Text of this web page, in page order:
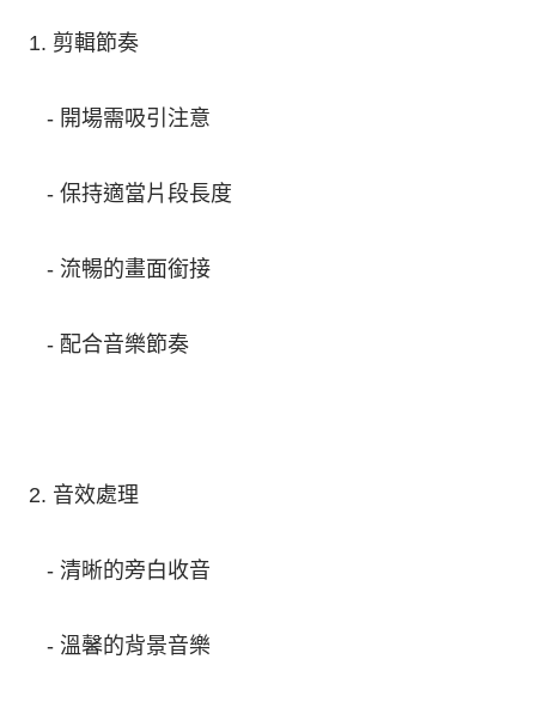
1. 剪輯節奏
- 開場需吸引注意
- 保持適當片段長度
- 流暢的畫面銜接
- 配合音樂節奏
2. 音效處理
- 清晰的旁白收音
- 溫馨的背景音樂